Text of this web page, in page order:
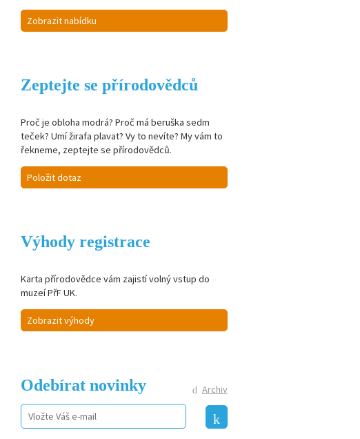
Zobrazit nabídku
Zeptejte se přírodovědců
Proč je obloha modrá? Proč má beruška sedm
teček? Umí žirafa plavat? Vy to nevíte? My vám to
řekneme, zeptejte se přírodovědců.
Položit dotaz
Výhody registrace
Karta přírodovědce vám zajistí volný vstup do
muzeí PřF UK.
Zobrazit výhody
Archiv
Odebírat novinky